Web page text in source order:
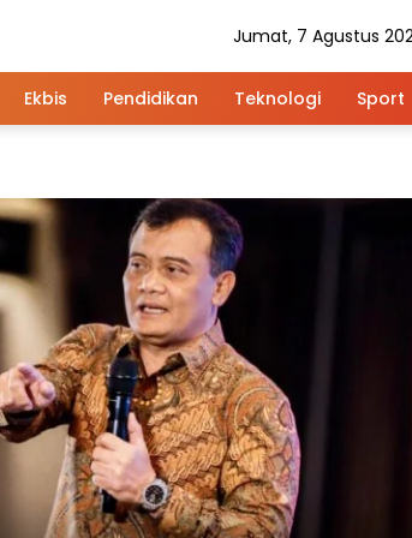
Jumat, 7 Agustus
Ekbis Pendidikan Teknologi Sport